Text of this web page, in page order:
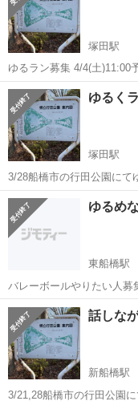
走り...
塚田駅
ゆるラン募集 4/4(土)11:00予定 船橋の
い人、 1人でランニングす
くなってしまった人 etc... 初心者向けのゆるランのため、早いペース
で走...
千葉 船橋市 塚田駅
ゆるく
塚田駅
3/28船橋市の行田公園にて
い方を募集してます！ 【募集要項】 鈍った身体を動かしたい人でも大
丈夫 1人でランニングする
出したくなってしまった人...
千葉 塚田駅
ゆるめ
東船橋駅
バレーボールやりたい人募集！ ゆるめかつ楽しくバレーボー
い人おいでやす🙇‍♂️ 3/16(月)19:00〜20:45頃 場所：東船橋の体育館(東船
千葉 船橋市 東船
話しな
新船橋駅
3/21,28船橋市の行田公園